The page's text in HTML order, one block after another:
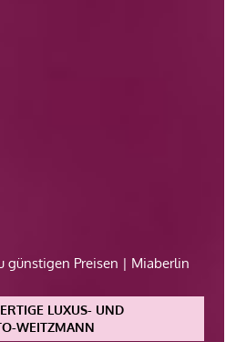
günstigen Preisen | Miaberlin
LUXUS- UND
WEITZMANN